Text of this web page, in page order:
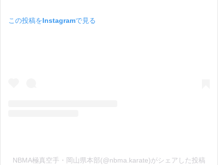
この投稿をInstagramで見る
NBMA極真空手・岡山県本部(@nbma.karate)がシェアした投稿